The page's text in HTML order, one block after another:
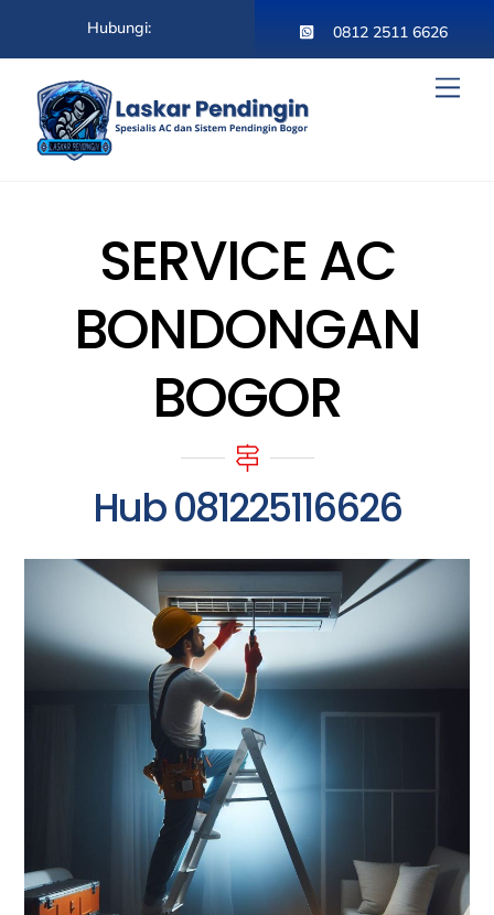
content
Hubungi: 0812 2511 6626
SERVICE AC
BONDONGAN
BOGOR
Hub 081225116626